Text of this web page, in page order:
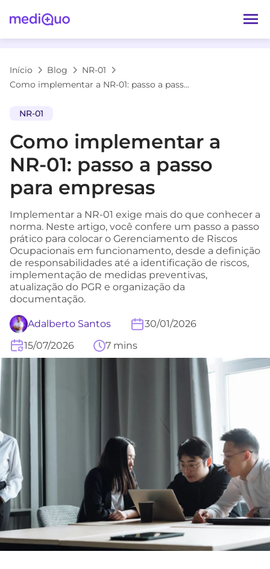
Início Blog
NR-01
Como implementar a NR-01: passo a passo para empresas
NR-01
Como implementar a
NR-01: passo a passo
para empresas
Implementar a NR-01 exige mais do que conhecer a
norma. Neste artigo, você confere um passo a passo
prático para colocar o Gerenciamento de Riscos
Ocupacionais em funcionamento, desde a definição
de responsabilidades até a identificação de riscos,
implementação de medidas preventivas,
atualização do PGR e organização da
documentação.
Adalberto Santos
30/01/2026
15/07/2026
7 mins